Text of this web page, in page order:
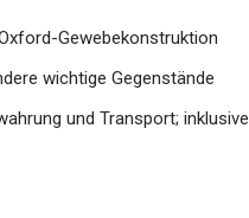
Gewebekonstruktion
wichtige Gegenstände
und Transport; inklusive